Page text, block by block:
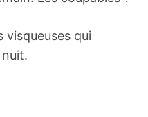
visqueuses qui